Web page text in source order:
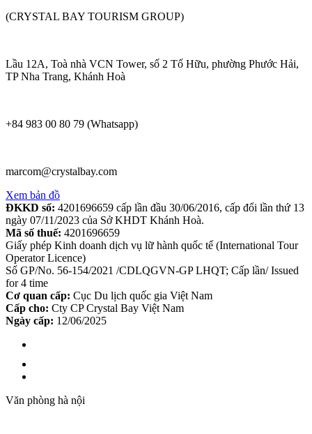
(CRYSTAL BAY TOURISM GROUP)
Lầu 12A, Toà nhà VCN Tower, số 2 Tố Hữu, phường Phước Hải,
TP Nha Trang, Khánh Hoà
+84 983 00 80 79 (Whatsapp)
marcom@crystalbay.com
Xem bản đồ
ĐKKD số: 4201696659 cấp lần đầu 30/06/2016, cấp đổi lần thứ 13
ngày 07/11/2023 của Sở KHDT Khánh Hoà.
Mã số thuế: 4201696659
Giấy phép Kinh doanh dịch vụ lữ hành quốc tế (International Tour
Operator Licence)
Số GP/No. 56-154/2021 /CDLQGVN-GP LHQT; Cấp lần/ Issued
for 4 time
Cơ quan cấp: Cục Du lịch quốc gia Việt Nam
Cấp cho: Cty CP Crystal Bay Việt Nam
Ngày cấp: 12/06/2025
Văn phòng hà nội